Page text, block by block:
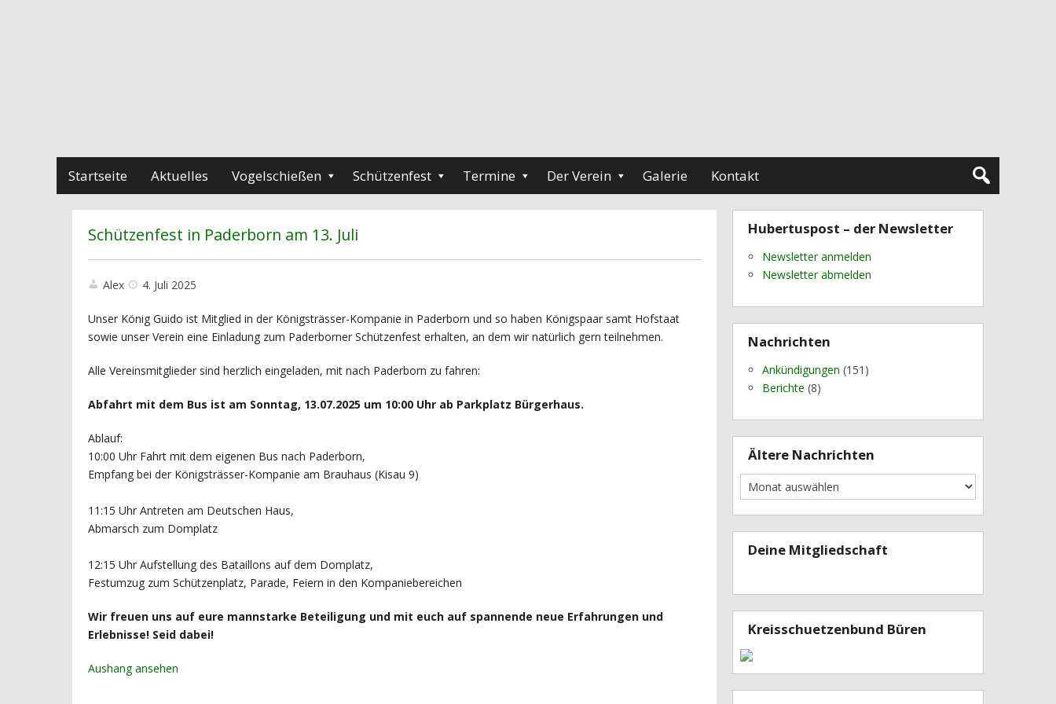
Startseite Aktuelles Vogelschießen Schützenfest Termine Der Verein Galerie Kontakt
Schützenfest in Paderborn am 13. Juli
Alex 4. Juli 2025
Unser König Guido ist Mitglied in der Königsträsser-Kompanie in Paderborn und so haben Königspaar samt Hofstaat
sowie unser Verein eine Einladung zum Paderborner Schützenfest erhalten, an dem wir natürlich gern teilnehmen.
Alle Vereinsmitglieder sind herzlich eingeladen, mit nach Paderborn zu fahren:
Abfahrt mit dem Bus ist am Sonntag, 13.07.2025 um 10:00 Uhr ab Parkplatz Bürgerhaus.
Ablauf:
10:00 Uhr Fahrt mit dem eigenen Bus nach Paderborn,
Empfang bei der Königsträsser-Kompanie am Brauhaus (Kisau 9)
11:15 Uhr Antreten am Deutschen Haus,
Abmarsch zum Domplatz
12:15 Uhr Aufstellung des Bataillons auf dem Domplatz,
Festumzug zum Schützenplatz, Parade, Feiern in den Kompaniebereichen
Wir freuen uns auf eure mannstarke Beteiligung und mit euch auf spannende neue Erfahrungen und
Erlebnisse! Seid dabei!
Aushang ansehen
Hubertuspost – der Newsletter
Newsletter anmelden
Newsletter abmelden
Nachrichten
Ankündigungen (151)
Berichte (8)
Ältere Nachrichten
Deine Mitgliedschaft
Kreisschuetzenbund Büren